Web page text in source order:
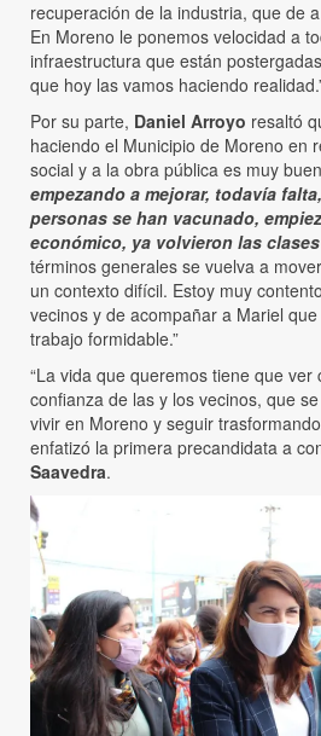
recuperación de la industria, que de
En Moreno le ponemos velocidad a
infraestructura que están
que hoy las vamos haciendo
Por su parte, Daniel Arroyo resaltó
haciendo el Municipio de Moreno en
social y a la obra pública es muy
empezando a mejorar, todavía
personas se han vacunado,
económico, ya volvieron las clases
términos generales se vuelva a
un contexto difícil. Estoy muy
vecinos y de acompañar a Mariel
trabajo formidable.”
“La vida que queremos tiene que
confianza de las y los vecinos, que
vivir en Moreno y seguir
enfatizó la primera precandidata a
Saavedra.